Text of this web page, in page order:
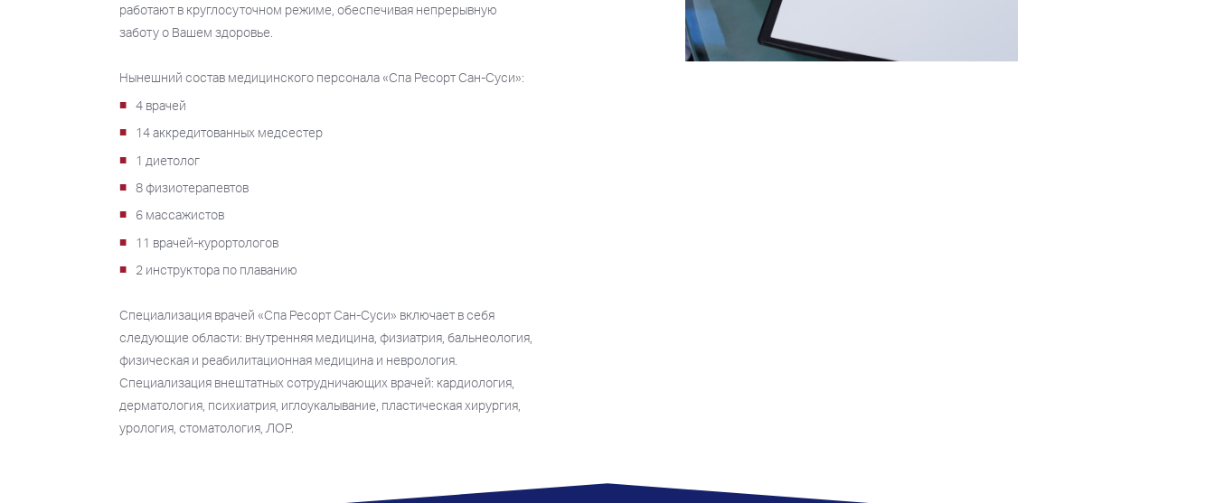
работают в круглосуточном режиме, обеспечивая непрерывную
заботу о Вашем здоровье.
Нынешний состав медицинского персонала «Спа Ресорт Сан-Суси»:
4 врачей
14 аккредитованных медсестер
1 диетолог
8 физиотерапевтов
6 массажистов
11 врачей-курортологов
2 инструктора по плаванию
Специализация врачей «Спа Ресорт Сан-Суси» включает в себя
следующие области: внутренняя медицина, физиатрия, бальнеология,
физическая и реабилитационная медицина и неврология.
Специализация внештатных сотрудничающих врачей: кардиология,
дерматология, психиатрия, иглоукалывание, пластическая хирургия,
урология, стоматология, ЛОР.